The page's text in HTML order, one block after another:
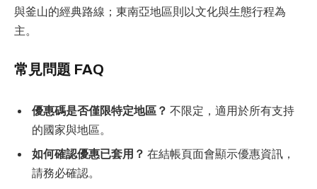
與釜山的經典路線；東南亞地區則以文化與生態行程為
主。
常見問題 FAQ
優惠碼是否僅限特定地區？ 不限定，適用於所有支持
的國家與地區。
如何確認優惠已套用？ 在結帳頁面會顯示優惠資訊，
請務必確認。